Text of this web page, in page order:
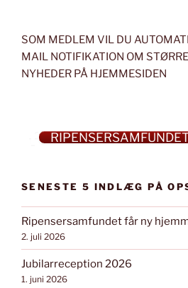
SOM MEDLEM VIL DU
MAIL NOTIFIKATION OM
NYHEDER PÅ HJEMMESIDEN
SENESTE 5 INDLÆG PÅ
Ripensersamfundet får ny
2. juli 2026
Jubilarreception 2026
1. juni 2026